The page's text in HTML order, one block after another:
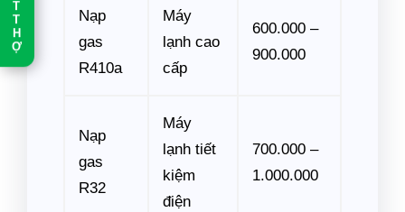
T
T
H
Ợ
Nạp
gas
R410a
Máy
lạnh cao
cấp
600.000 –
900.000
Nạp
gas
R32
Máy
lạnh tiết
kiệm
điện
700.000 –
1.000.000